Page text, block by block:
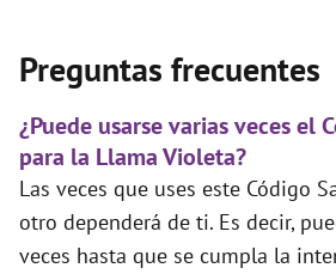
Preguntas frecuentes
¿Puede usarse varias veces el
para la Llama Violeta?
Las veces que uses este Código
otro dependerá de ti. Es decir,
veces hasta que se cumpla la